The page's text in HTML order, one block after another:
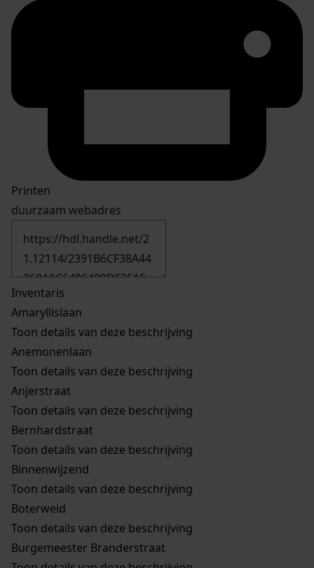
Printen
duurzaam webadres
Inventaris
Amaryllislaan
Toon details van deze beschrijving
Anemonenlaan
Toon details van deze beschrijving
Anjerstraat
Toon details van deze beschrijving
Bernhardstraat
Toon details van deze beschrijving
Binnenwijzend
Toon details van deze beschrijving
Boterweid
Toon details van deze beschrijving
Burgemeester Branderstraat